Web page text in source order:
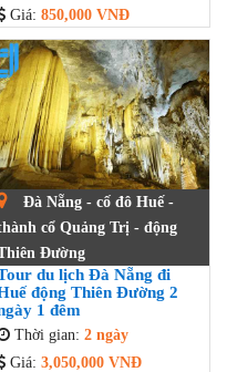
Giá: 850,000 VNĐ
Đà Nẵng - cố đô Huế -
cổ Quảng Trị - động
Đường
du lịch Đà Nẵng đi
động Thiên Đường 2
1 đêm
Thời gian: 2 ngày
Giá: 3,050,000 VNĐ